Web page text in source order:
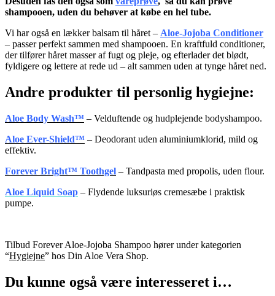
shampooen, uden du behøver at købe en hel tube.
Vi har også en lækker balsam til håret – Aloe-Jojoba Conditioner
– passer perfekt sammen med shampooen. En kraftfuld conditioner,
der tilfører håret masser af fugt og pleje, og efterlader det blødt,
fyldigere og lettere at rede ud – alt sammen uden at tynge håret ned.
Andre produkter til personlig hygiejne:
Aloe Body Wash™ – Velduftende og hudplejende bodyshampoo.
Aloe Ever-Shield™ – Deodorant uden aluminiumklorid, mild og
effektiv.
Forever Bright™ Toothgel – Tandpasta med propolis, uden flour.
Aloe Liquid Soap – Flydende luksuriøs cremesæbe i praktisk
pumpe.
Tilbud Forever Aloe-Jojoba Shampoo hører under kategorien
“Hygiejne” hos Din Aloe Vera Shop.
Du kunne også være interesseret i…